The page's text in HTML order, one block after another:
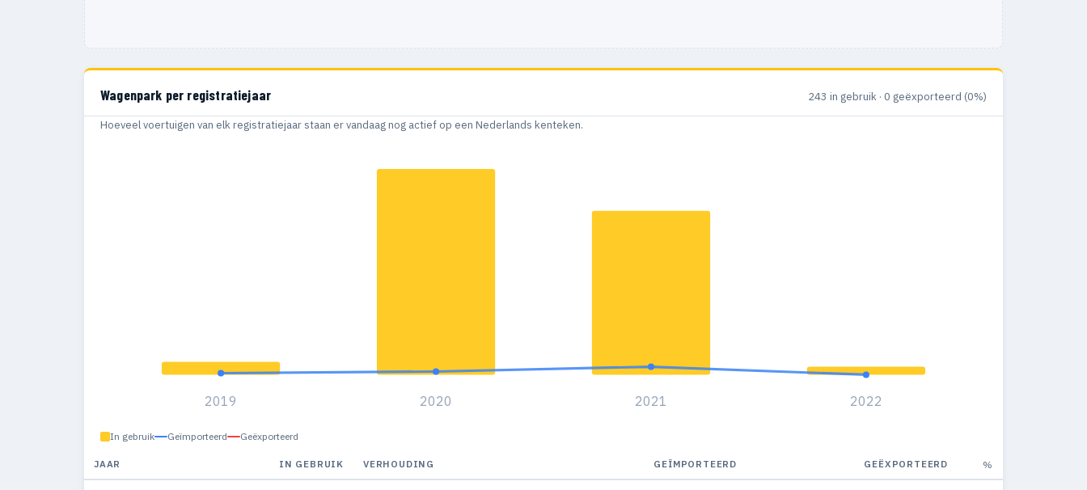
Wagenpark per registratiejaar 243 in gebruik · 0 geëxporteerd (0%)
Hoeveel voertuigen van elk registratiejaar staan er vandaag nog actief op een Nederlands kenteken.
2019 2020 2021 2022
In gebruik Geïmporteerd Geëxporteerd
JAAR IN GEBRUIK VERHOUDING GEÏMPORTEERD GEËXPORTEERD %